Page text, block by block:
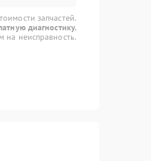
запчастей.
диагностику.
на неисправность.